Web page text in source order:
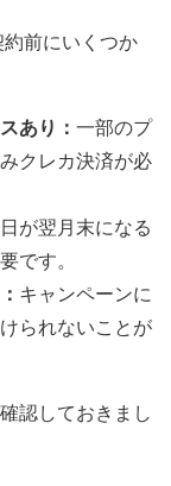
前にいくつか
あり： 一部のプ
クレカ決済が必
が翌月末になる
です。
キャンペーンに
られないことが
認しておきまし